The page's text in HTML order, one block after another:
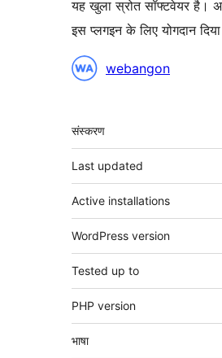
यह खुला स्रोत सॉफ्टवेयर है।
इस प्लगइन के लिए योगदान
योगदानकर्ताwebangon
मेटा
संस्करण
Last updated
Active installations
WordPress version
Tested up to
PHP version
भाषा